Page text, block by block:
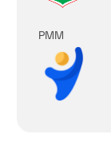
PMM